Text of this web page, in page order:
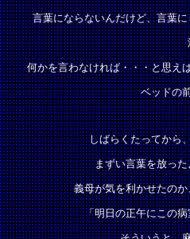
言葉にならないんだけど、言葉
何かを言わなければ・・・と思え
ベッドの
しばらくたってから
まずい言葉を放っ
義母が気を利かせたの
「明日の正午にこの